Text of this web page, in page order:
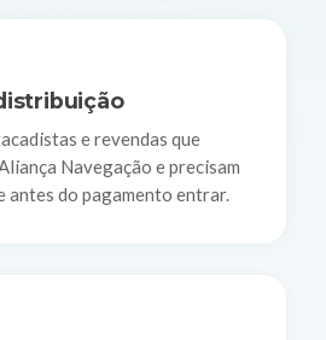
e revendas que
Navegação e precisam
antes do pagamento entrar.